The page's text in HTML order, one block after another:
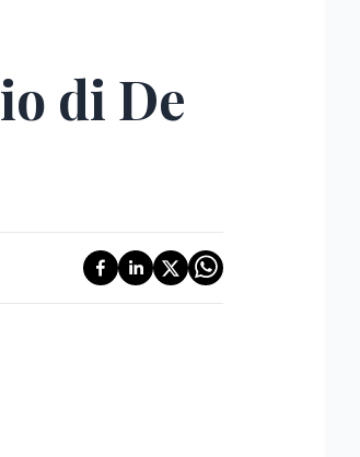
di De